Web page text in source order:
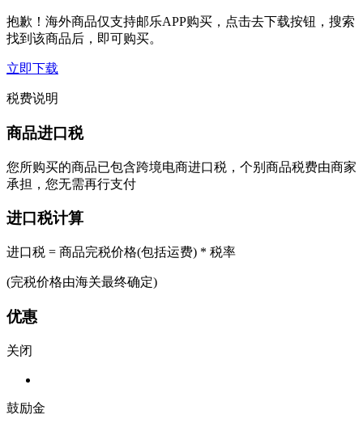
抱歉！海外商品仅支持邮乐APP购买，点击去下载按钮，搜索
找到该商品后，即可购买。
立即下载
税费说明
商品进口税
您所购买的商品已包含跨境电商进口税，个别商品税费由商家
承担，您无需再行支付
进口税计算
进口税 = 商品完税价格(包括运费) * 税率
(完税价格由海关最终确定)
优惠
关闭
鼓励金